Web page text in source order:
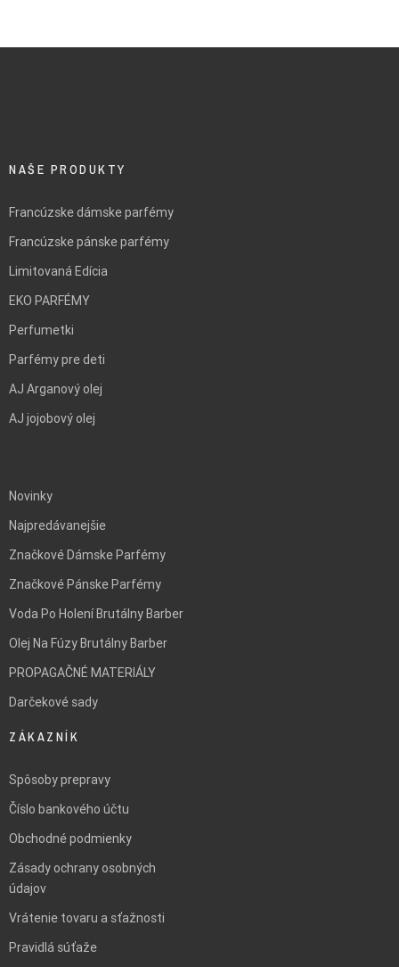
NAŠE PRODUKTY
Francúzske dámske parfémy
Francúzske pánske parfémy
Limitovaná Edícia
EKO PARFÉMY
Perfumetki
Parfémy pre deti
AJ Arganový olej
AJ jojobový olej
Novinky
Najpredávanejšie
Značkové Dámske Parfémy
Značkové Pánske Parfémy
Voda Po Holení Brutálny Barber
Olej Na Fúzy Brutálny Barber
PROPAGAČNÉ MATERIÁLY
Darčekové sady
ZÁKAZNÍK
Spôsoby prepravy
Číslo bankového účtu
Obchodné podmienky
Zásady ochrany osobných
údajov
Vrátenie tovaru a sťažnosti
Pravidlá súťaže